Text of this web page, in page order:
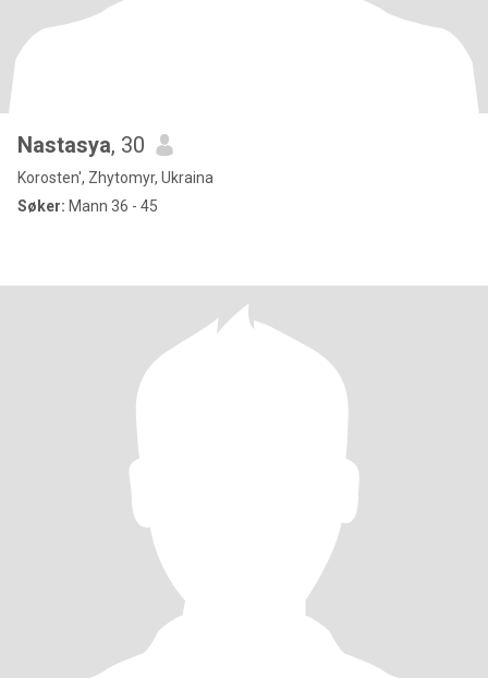
Nastasya, 30
Korosten', Zhytomyr, Ukraina
Søker: Mann 36 - 45